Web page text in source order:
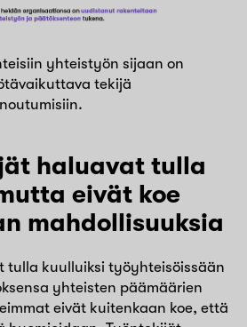
yhteistyön sijaan on
tekijä
haluavat tulla
eivät koe
mahdollisuuksia
tulla kuulluiksi työyhteisöissään
yhteisten päämäärien
eivät kuitenkaan koe, että